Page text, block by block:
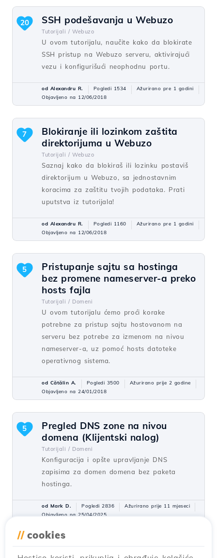
SSH podešavanja u Webuzo
Tutorijali / Webuzo
U ovom tutorijalu, naučite kako da blokirate
SSH pristup na Webuzo serveru, aktivirajući
vezu i konfigurišući neophodnu portu.
20
od Alexandru R. Pogledi 1534
Ažurirano pre 1 godini
Objavljeno na 12/06/2018
Blokiranje ili lozinkom zaštita
direktorijuma u Webuzo
Tutorijali / Webuzo
Saznaj kako da blokiraš ili lozinku postaviš
direktorijum u Webuzo, sa jednostavnim
koracima za zaštitu tvojih podataka. Prati
uputstva iz tutorijala!
7
od Alexandru R. Pogledi 1160
Ažurirano pre 1 godini
Objavljeno na 12/06/2018
Pristupanje sajtu sa hostinga
bez promene nameserver-a preko
hosts fajla
Tutorijali / Domeni
U ovom tutorijalu ćemo proći korake
potrebne za pristup sajtu hostovanom na
serveru bez potrebe za izmenom na nivou
nameserver-a, uz pomoć hosts datoteke
operativnog sistema.
5
od Cătălin A. Pogledi 3500
Ažurirano prije 2 godine
Objavljeno na 24/01/2018
Pregled DNS zone na nivou
domena (Klijentski nalog)
Tutorijali / Domeni
Konfiguracija i opšte upravljanje DNS
zapisima za domen domena bez paketa
hostinga.
5
od Mark D. Pogledi 2836
Ažurirano prije 11 mjeseci
Objavljeno na 25/04/2025
// cookies